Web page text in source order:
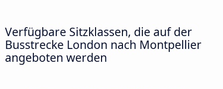
Verfügbare Sitzklassen, die auf der
Busstrecke London nach Montpellier
angeboten werden